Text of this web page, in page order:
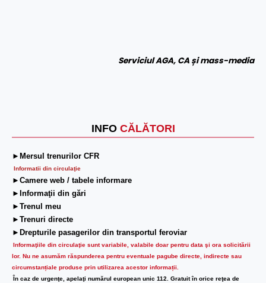
INFO CĂLĂTORI
►Mersul trenurilor CFR
Informatii din circulaţie
►Camere web / tabele informare
►Informaţii din gări
►Trenul meu
►Trenuri directe
►Drepturile pasagerilor din transportul feroviar
Informaţiile din circulaţie sunt variabile, valabile doar pentru data şi ora solicitării
lor. Nu ne asumăm răspunderea pentru eventuale pagube directe, indirecte sau
circumstanțiale produse prin utilizarea acestor informații.
În caz de urgenţe, apelaţi numărul european unic 112. Gratuit în orice reţea de
Serviciul AGA, CA și mass-media